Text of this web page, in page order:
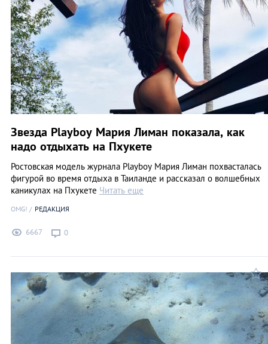
Звезда Playboy Мария Лиман показала, как
надо отдыхать на Пхукете
Ростовская модель журнала Playboy Мария Лиман похвасталась
фигурой во время отдыха в Таиланде и рассказал о волшебных
каникулах на Пхукете Читать еще
OMG! РЕДАКЦИЯ
6667 0